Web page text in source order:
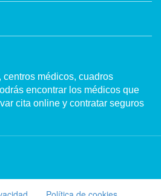
centros médicos, cuadros
encontrar los médicos que
cita online y contratar seguros